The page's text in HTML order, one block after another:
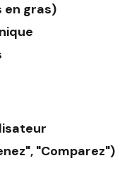
en gras)
"Comparez")